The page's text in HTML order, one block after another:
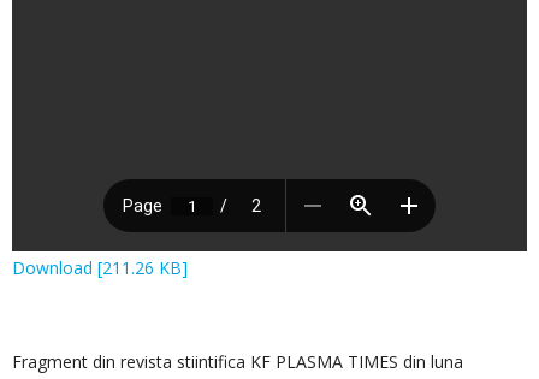
Download [211.26 KB]
Fragment din revista stiintifica KF PLASMA TIMES din luna